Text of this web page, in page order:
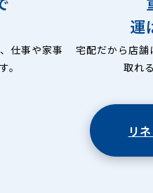
仕事や家事
。
運
宅配だから店舗
取れ
リ